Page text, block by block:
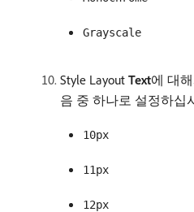
Grayscale
Style Layout Text에 대
음 중 하나로 설정하십
10px
11px
12px